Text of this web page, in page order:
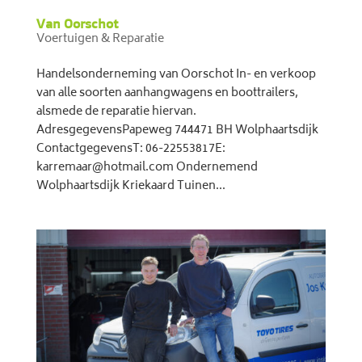
Van Oorschot
Voertuigen & Reparatie
Handelsonderneming van Oorschot In- en verkoop
van alle soorten aanhangwagens en boottrailers,
alsmede de reparatie hiervan.
AdresgegevensPapeweg 744471 BH Wolphaartsdijk
ContactgegevensT: 06-22553817E:
karremaar@hotmail.com Ondernemend
Wolphaartsdijk Kriekaard Tuinen...